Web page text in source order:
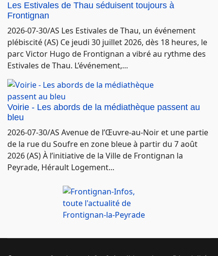
Les Estivales de Thau séduisent toujours à
Frontignan
2026-07-30/AS Les Estivales de Thau, un événement
plébiscité (AS) Ce jeudi 30 juillet 2026, dès 18 heures, le
parc Victor Hugo de Frontignan a vibré au rythme des
Estivales de Thau. L’événement,...
Voirie - Les abords de la médiathèque passent au
bleu
2026-07-30/AS Avenue de l’Œuvre-au-Noir et une partie
de la rue du Soufre en zone bleue à partir du 7 août
2026 (AS) À l’initiative de la Ville de Frontignan la
Peyrade, Hérault Logement...